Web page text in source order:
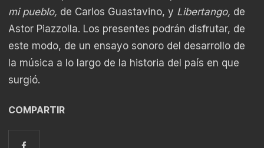
mi pueblo, de Carlos Guastavino, y Libertango, de
Astor Piazzolla. Los presentes podrán disfrutar, de
este modo, de un ensayo sonoro del desarrollo de
la música a lo largo de la historia del país en que
surgió.
COMPARTIR